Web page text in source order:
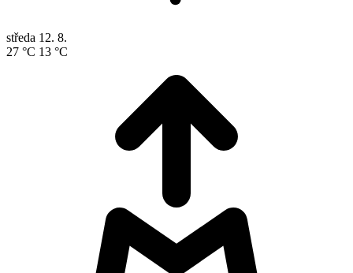
středa 12. 8.
27 °C 13 °C